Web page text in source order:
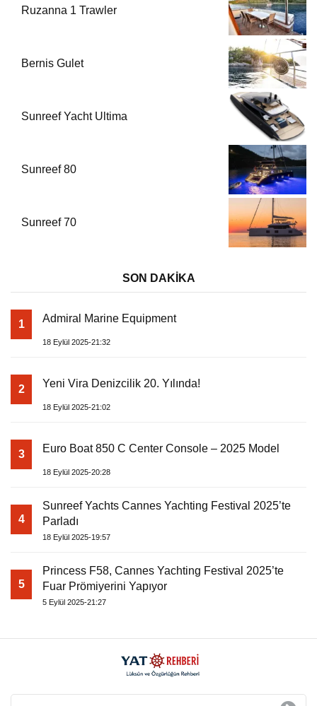
Ruzanna 1 Trawler
Bernis Gulet
Sunreef Yacht Ultima
Sunreef 80
Sunreef 70
SON DAKİKA
1 Admiral Marine Equipment
18 Eylül 2025-21:32
2 Yeni Vira Denizcilik 20. Yılında!
18 Eylül 2025-21:02
3 Euro Boat 850 C Center Console – 2025 Model
18 Eylül 2025-20:28
4
Sunreef Yachts Cannes Yachting Festival 2025’te
Parladı
18 Eylül 2025-19:57
5
Princess F58, Cannes Yachting Festival 2025’te
Fuar Prömiyerini Yapıyor
5 Eylül 2025-21:27